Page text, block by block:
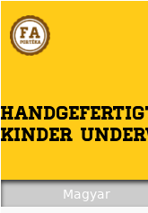
Kinder
Magyar